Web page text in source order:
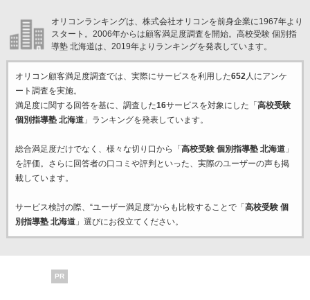
オリコンランキングは、株式会社オリコンを前身企業に1967年より
スタート。2006年からは顧客満足度調査を開始。高校受験 個別指
導塾 北海道は、2019年よりランキングを発表しています。
オリコン顧客満足度調査では、実際にサービスを利用した652人にアンケ
ート調査を実施。
満足度に関する回答を基に、調査した16サービスを対象にした「 高校受験
個別指導塾 北海道」ランキングを発表しています。
総合満足度だけでなく、様々な切り口から「 高校受験 個別指導塾 北海道」
を評価。さらに回答者の口コミや評判といった、実際のユーザーの声も掲
載しています。
サービス検討の際、“ユーザー満足度”からも比較することで「 高校受験 個
別指導塾 北海道」選びにお役立てください。
PR